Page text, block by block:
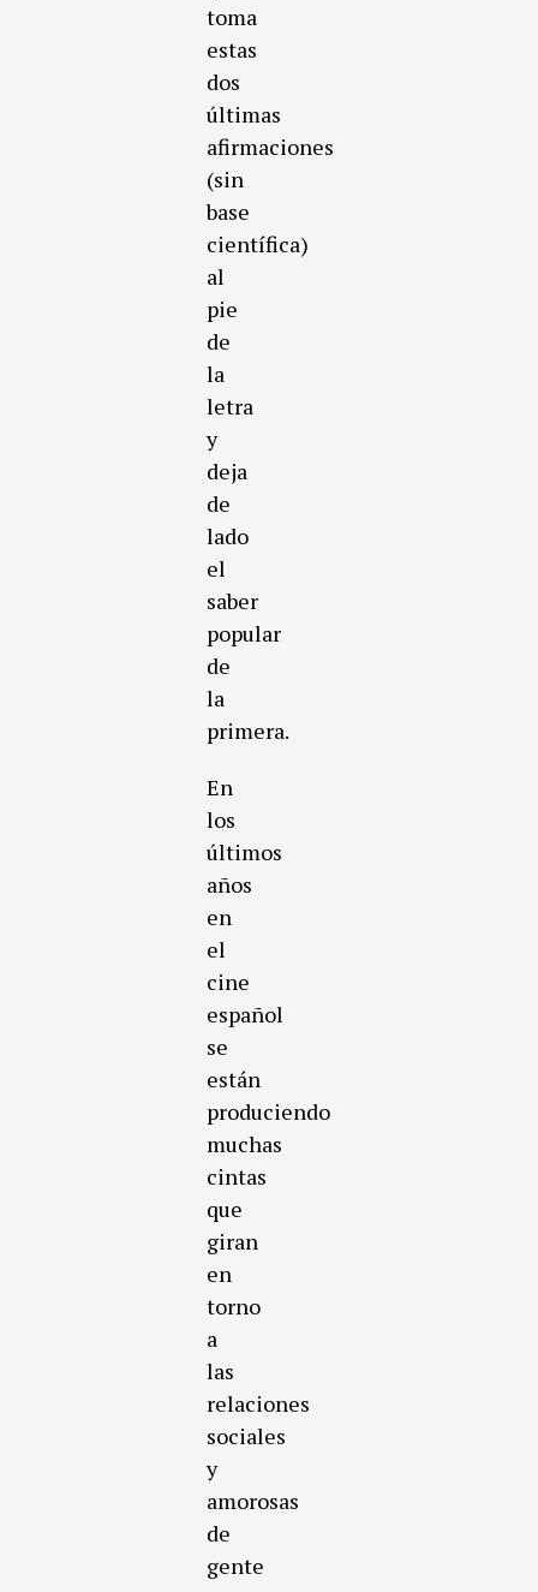
toma
estas
dos
últimas
afirmaciones
(sin
base
científica)
al
pie
de
la
letra
y
deja
de
lado
el
saber
popular
de
la
primera.
En
los
últimos
años
en
el
cine
español
se
están
produciendo
muchas
cintas
que
giran
en
torno
a
las
relaciones
sociales
y
amorosas
de
gente